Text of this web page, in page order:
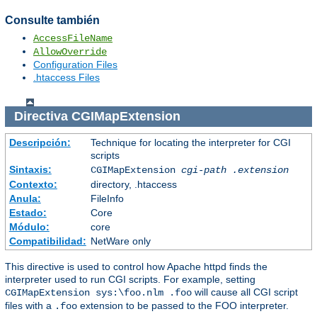
Consulte también
AccessFileName
AllowOverride
Configuration Files
.htaccess Files
Directiva CGIMapExtension
Descripción:
Technique for locating the interpreter for CGI
scripts
Sintaxis:
CGIMapExtension cgi-path
.extension
Contexto:
directory, .htaccess
Anula:
FileInfo
Estado:
Core
Módulo:
core
Compatibilidad: NetWare only
This directive is used to control how Apache httpd finds the
interpreter used to run CGI scripts. For example, setting
CGIMapExtension sys:\foo.nlm .foo will cause all CGI script
files with a .foo extension to be passed to the FOO interpreter.